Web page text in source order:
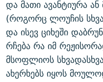
და მათი ავანტიურა
(როგორც ლოუჩის
და ისევ ციხეში
რჩება რა იმ
მსოფლიოს სხვადასხვა
ახერხებს იყოს